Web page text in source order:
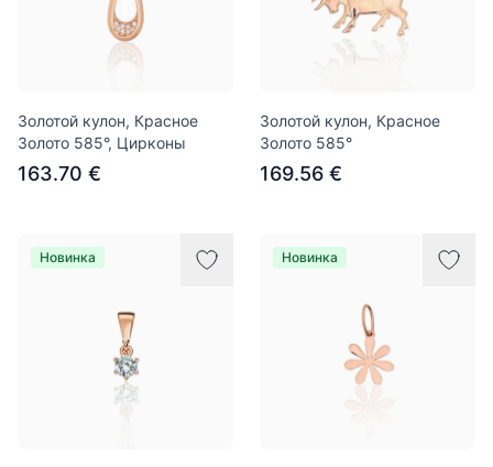
Золотой кулон, Красное
Золото 585°, Цирконы
163.70 €
Золотой кулон, Красное
Золото 585°
169.56 €
Новинка Новинка